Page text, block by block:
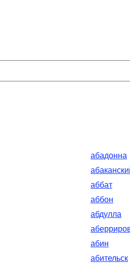
абадонна
аббат
аббон
абдулла
абин
абительск